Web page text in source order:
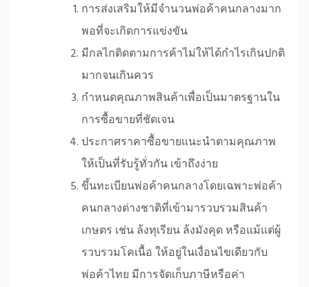
การส่งเสริมให้มีจำนวนพ่อค้าคนกลางมาก
พอที่จะเกิดการแข่งขัน
มีกลไกติดตามการค้าไม่ให้ได้กำไรเกินปกติ
มากจนเกินควร
กำหนดคุณภาพสินค้าเพื่อเป็นมาตรฐานใน
การซื้อขายที่ชัดเจน
ประกาศราคาซื้อขายแนะนำตามคุณภาพ
ให้เป็นที่รับรู้ทั่วกัน เข้าถึงง่าย
ขึ้นทะเบียนพ่อค้าคนกลางโดยเฉพาะพ่อค้า
คนกลางต่างชาติที่เข้ามารวบรวมสินค้า
เกษตร เช่น ล้งทุเรียน ล้งมังคุด หรือแม้แต่ผู้
รวบรวมโคเนื้อ ให้อยู่ในเงื่อนไขเดียวกับ
พ่อค้าไทย มีการจัดเก็บภาษีหรือค่า